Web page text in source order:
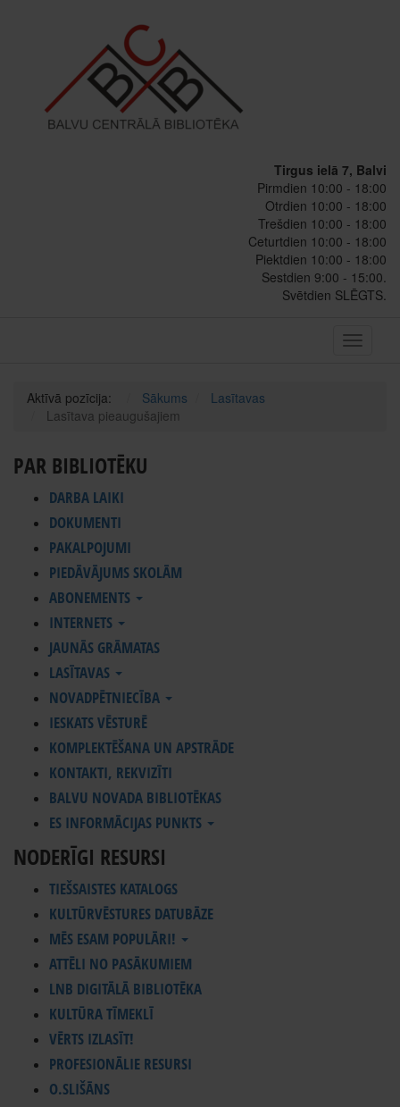
Tirgus ielā 7, Balvi
Pirmdien 10:00 - 18:00
Otrdien 10:00 - 18:00
Trešdien 10:00 - 18:00
Ceturtdien 10:00 - 18:00
Piektdien 10:00 - 18:00
Sestdien 9:00 - 15:00.
Svētdien SLĒGTS.
Toggle
Aktīvā pozīcija: Sākums
Lasītavas
Lasītava pieaugušajiem
PAR BIBLIOTĒKU
DARBA LAIKI
DOKUMENTI
PAKALPOJUMI
PIEDĀVĀJUMS SKOLĀM
ABONEMENTS
INTERNETS
JAUNĀS GRĀMATAS
LASĪTAVAS
NOVADPĒTNIECĪBA
IESKATS VĒSTURĒ
KOMPLEKTĒŠANA UN APSTRĀDE
KONTAKTI, REKVIZĪTI
BALVU NOVADA BIBLIOTĒKAS
ES INFORMĀCIJAS PUNKTS
NODERĪGI RESURSI
TIEŠSAISTES KATALOGS
KULTŪRVĒSTURES DATUBĀZE
MĒS ESAM POPULĀRI!
ATTĒLI NO PASĀKUMIEM
LNB DIGITĀLĀ BIBLIOTĒKA
KULTŪRA TĪMEKLĪ
VĒRTS IZLASĪT!
PROFESIONĀLIE RESURSI
O.SLIŠĀNS